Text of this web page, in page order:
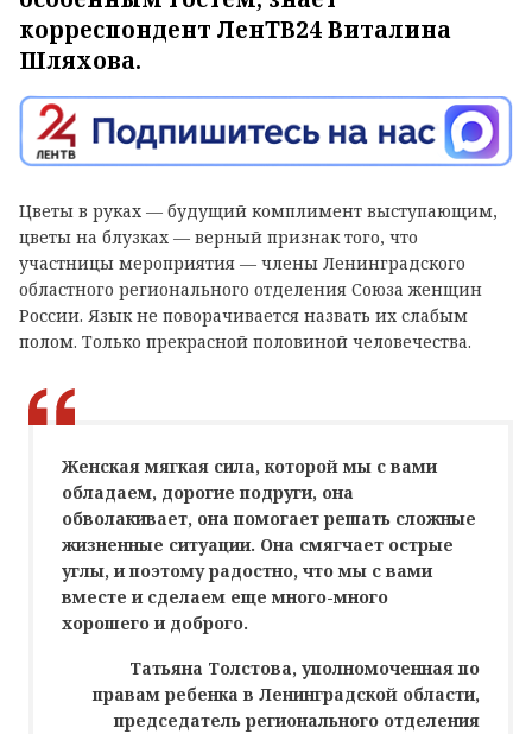
корреспондент ЛенТВ24 Виталина
Шляхова.
Цветы в руках — будущий комплимент выступающим,
цветы на блузках — верный признак того, что
участницы мероприятия — члены Ленинградского
областного регионального отделения Союза женщин
России. Язык не поворачивается назвать их слабым
полом. Только прекрасной половиной человечества.
Женская мягкая сила, которой мы с вами
обладаем, дорогие подруги, она
обволакивает, она помогает решать сложные
жизненные ситуации. Она смягчает острые
углы, и поэтому радостно, что мы с вами
вместе и сделаем еще много-много
хорошего и доброго.
Татьяна Толстова, уполномоченная по
правам ребенка в Ленинградской области,
председатель регионального отделения